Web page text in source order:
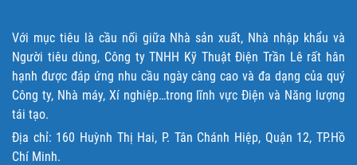
Với mục tiêu là cầu nối giữa Nhà sản xuất, Nhà nhập khẩu và
Người tiêu dùng, Công ty TNHH Kỹ Thuật Điện Trần Lê rất hân
hạnh được đáp ứng nhu cầu ngày càng cao và đa dạng của quý
Công ty, Nhà máy, Xí nghiệp…trong lĩnh vực Điện và Năng lượng
tái tạo.
Địa chỉ: 160 Huỳnh Thị Hai, P. Tân Chánh Hiệp, Quận 12, TP.Hồ
Chí Minh.